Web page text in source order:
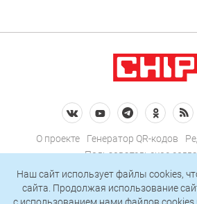
О проекте Генератор QR-кодов
Пользовательское
Политика
Подписаться на
Наш сайт использует файлы cookies,
сайта. Продолжая использование